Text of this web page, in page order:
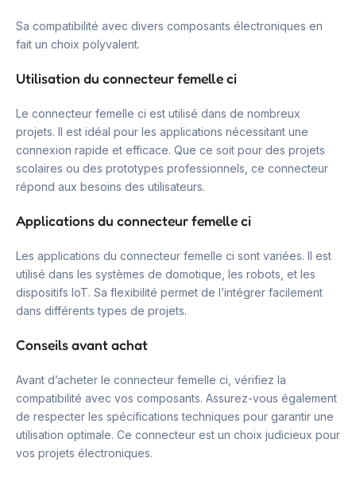
Sa compatibilité avec divers composants électroniques en
fait un choix polyvalent.
Utilisation du connecteur femelle ci
Le connecteur femelle ci est utilisé dans de nombreux
projets. Il est idéal pour les applications nécessitant une
connexion rapide et efficace. Que ce soit pour des projets
scolaires ou des prototypes professionnels, ce connecteur
répond aux besoins des utilisateurs.
Applications du connecteur femelle ci
Les applications du connecteur femelle ci sont variées. Il est
utilisé dans les systèmes de domotique, les robots, et les
dispositifs IoT. Sa flexibilité permet de l’intégrer facilement
dans différents types de projets.
Conseils avant achat
Avant d’acheter le connecteur femelle ci, vérifiez la
compatibilité avec vos composants. Assurez-vous également
de respecter les spécifications techniques pour garantir une
utilisation optimale. Ce connecteur est un choix judicieux pour
vos projets électroniques.